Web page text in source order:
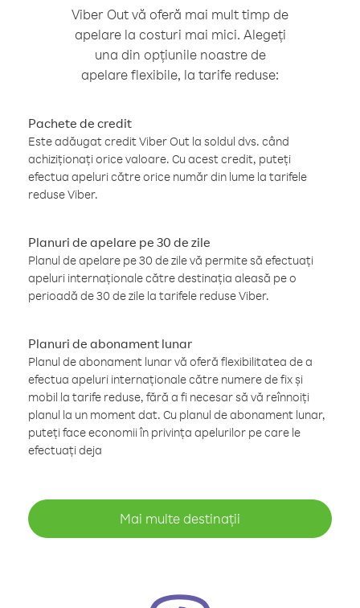
Viber Out vă oferă mai mult timp de
apelare la costuri mai mici. Alegeți
una din opțiunile noastre de
apelare flexibile, la tarife reduse:
Pachete de credit
Este adăugat credit Viber Out la soldul dvs. când
achiziționați orice valoare. Cu acest credit, puteți
efectua apeluri către orice număr din lume la tarifele
reduse Viber.
Planuri de apelare pe 30 de zile
Planul de apelare pe 30 de zile vă permite să efectuați
apeluri internaționale către destinația aleasă pe o
perioadă de 30 de zile la tarifele reduse Viber.
Planuri de abonament lunar
Planul de abonament lunar vă oferă flexibilitatea de a
efectua apeluri internaționale către numere de fix și
mobil la tarife reduse, fără a fi necesar să vă reînnoiți
planul la un moment dat. Cu planul de abonament lunar,
puteți face economii în privința apelurilor pe care le
efectuați deja
Mai multe destinații